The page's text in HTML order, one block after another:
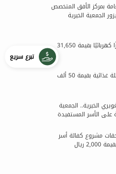
بمركز الأفق المتخصص
الجمعية الخيرية
بر البرك توزّع 31 جهازًا كهربائيًا بقيمة 31,650
بر البرك توزّع 200 سلة غذائية بقيمة 50 ألف
الخيرية.. الجمعية
مشروع كفالة أسر
ريال
تبرع سريع